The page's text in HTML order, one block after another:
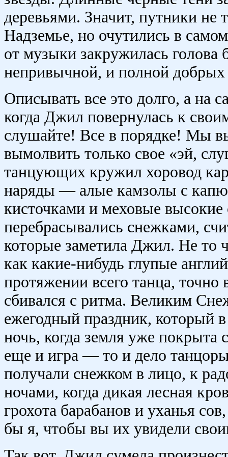
деревьями. Значит, путники не
Надземье, но очутились в
от музыки закружилась
непривычной, и полной добрых
Описывать все это долго, а на
когда Джил повернулась к
слушайте! Все в порядке! Мы
вымолвить только свое «эй,
танцующих кружил хоровод
наряды — алые камзолы с
кисточками и меховые
перебрасывались снежками,
которые заметила Джил. Не то
как какие-нибудь глупые
протяжении всего танца, точно
сбивался с ритма. Великим
ежегодный праздник, который
ночь, когда земля уже покрыта
еще и игра — то и дело
получали снежком в лицо, к
ночами, когда дикая лесная
грохота барабанов и уханья
бы я, чтобы вы их увидели